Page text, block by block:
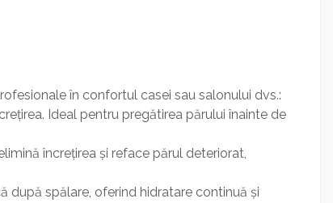
în confortul casei sau salonului dvs.:
Ideal pentru pregătirea părului înainte de
încrețirea și reface părul deteriorat,
după spălare, oferind hidratare continuă și